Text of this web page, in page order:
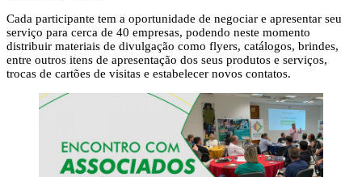
Cada participante tem a oportunidade de negociar e apresentar seu
serviço para cerca de 40 empresas, podendo neste momento
distribuir materiais de divulgação como flyers, catálogos, brindes,
entre outros itens de apresentação dos seus produtos e serviços,
trocas de cartões de visitas e estabelecer novos contatos.